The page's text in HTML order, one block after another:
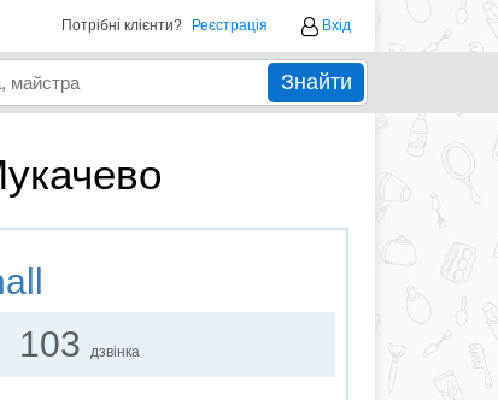
Потрібні клієнти? Реєстрація Вхід
Знайти
103 дзвінка